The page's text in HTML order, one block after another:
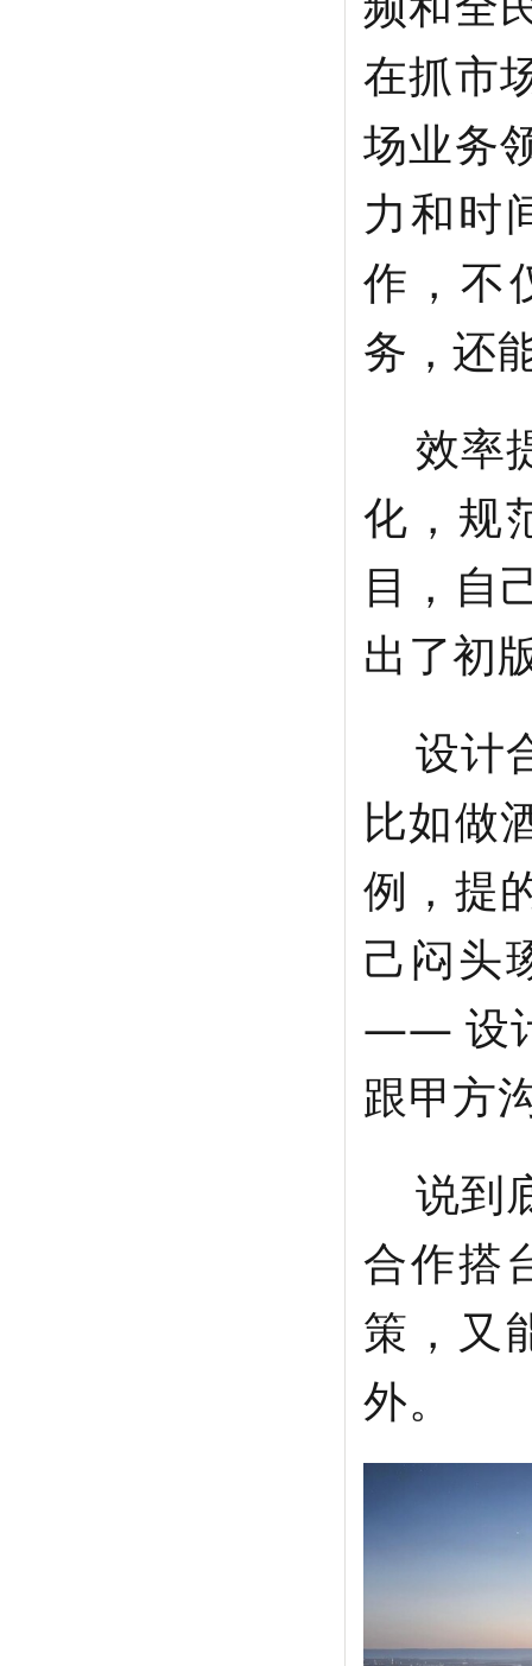
在抓市
场业务
力和时
作，不
务，还
效率
化，规
目，自
出了初
设计
比如做
例，提
己闷头
—— 设
跟甲方
说到
合作搭
策，又
外。